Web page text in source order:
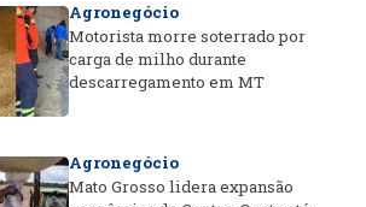
Agronegócio
Motorista morre soterrado por
carga de milho durante
descarregamento em MT
Agronegócio
Mato Grosso lidera expansão